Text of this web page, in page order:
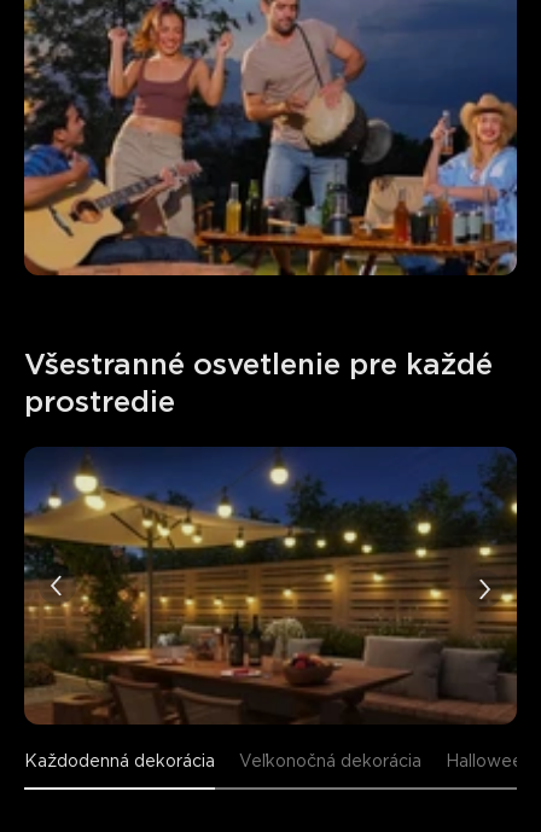
Všestranné osvetlenie pre každé
prostredie
Každodenná dekorácia Veľkonočná dekorácia